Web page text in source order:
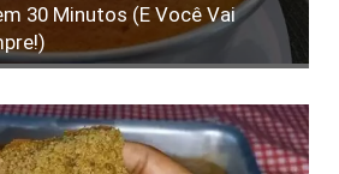
30 Minutos (E Você Vai